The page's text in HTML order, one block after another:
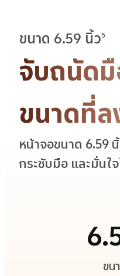
ขนาด 6.59 นิ้ว5
จับถนัด
ขนาดที่
หน้าจอขนาด 6.59
กระชับมือ และมั่น
ขน